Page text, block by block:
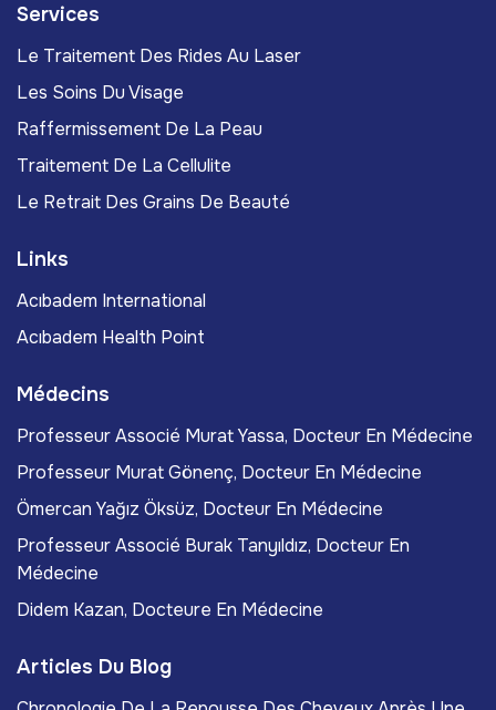
Services
Le Traitement Des Rides Au Laser
Les Soins Du Visage
Raffermissement De La Peau
Traitement De La Cellulite
Le Retrait Des Grains De Beauté
Links
Acıbadem International
Acıbadem Health Point
Médecins
Professeur Associé Murat Yassa, Docteur En Médecine
Professeur Murat Gönenç, Docteur En Médecine
Ömercan Yağız Öksüz, Docteur En Médecine
Professeur Associé Burak Tanyıldız, Docteur En
Médecine
Didem Kazan, Docteure En Médecine
Articles Du Blog